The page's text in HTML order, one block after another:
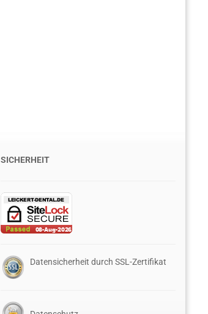
SICHERHEIT
Datensicherheit durch SSL-Zertifikat